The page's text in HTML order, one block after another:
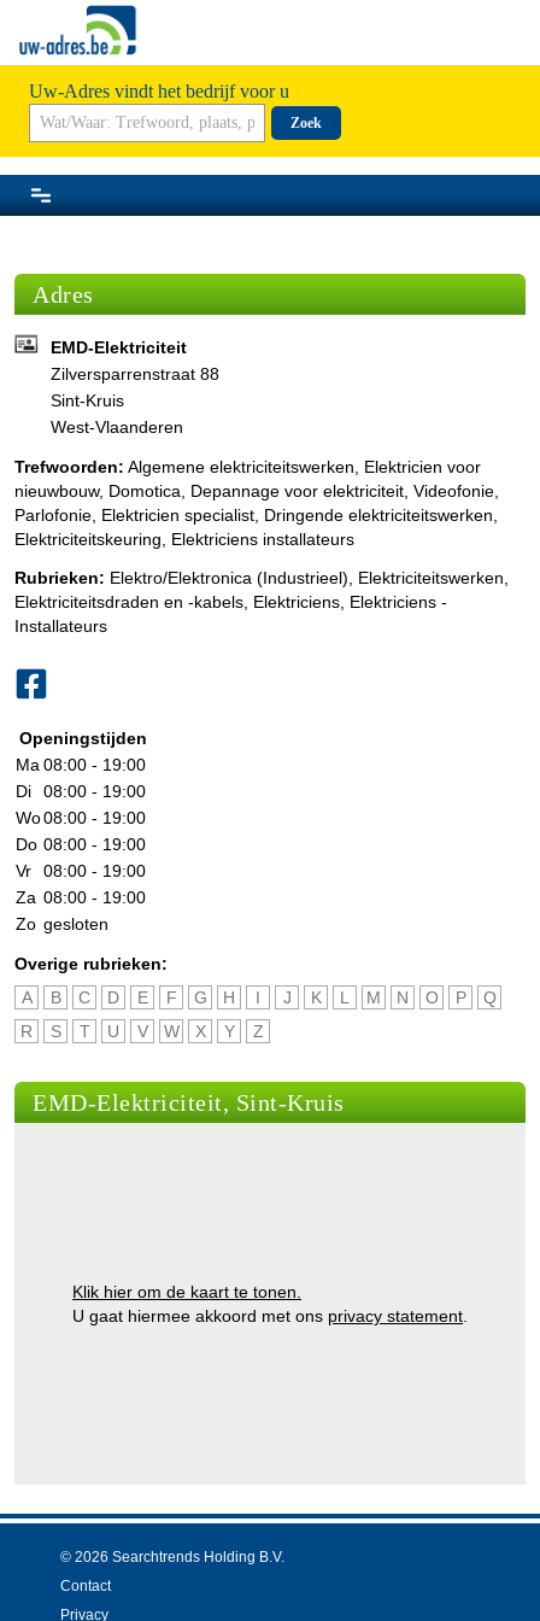
Uw-Adres vindt het bedrijf voor u
Zoek
Adres
EMD-Elektriciteit
Zilversparrenstraat 88
Sint-Kruis
West-Vlaanderen
Trefwoorden: Algemene elektriciteitswerken, Elektricien voor
nieuwbouw, Domotica, Depannage voor elektriciteit, Videofonie,
Parlofonie, Elektricien specialist, Dringende elektriciteitswerken,
Elektriciteitskeuring, Elektriciens installateurs
Rubrieken: Elektro/Elektronica (Industrieel) Elektriciteitswerken
Elektriciteitsdraden en -kabels Elektriciens Elektriciens -
Installateurs
Openingstijden
Ma 08:00 - 19:00
Di
08:00 - 19:00
Wo08:00 - 19:00
Do 08:00 - 19:00
Vr
08:00 - 19:00
Za 08:00 - 19:00
Zo gesloten
Overige rubrieken:
A
B C D E F G H I J K L M N O P
Q
R
S T U V W X Y Z
EMD-Elektriciteit, Sint-Kruis
Klik hier om de kaart te tonen.
U gaat hiermee akkoord met ons privacy statement
© 2026 Searchtrends Holding B.V.
Contact
Privacy